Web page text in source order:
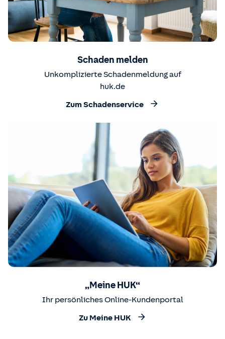
Schaden melden
Unkomplizierte Schadenmeldung auf
huk.de
Zum Schadenservice
„Meine HUK“
Ihr persönliches Online-Kundenportal
Zu Meine HUK